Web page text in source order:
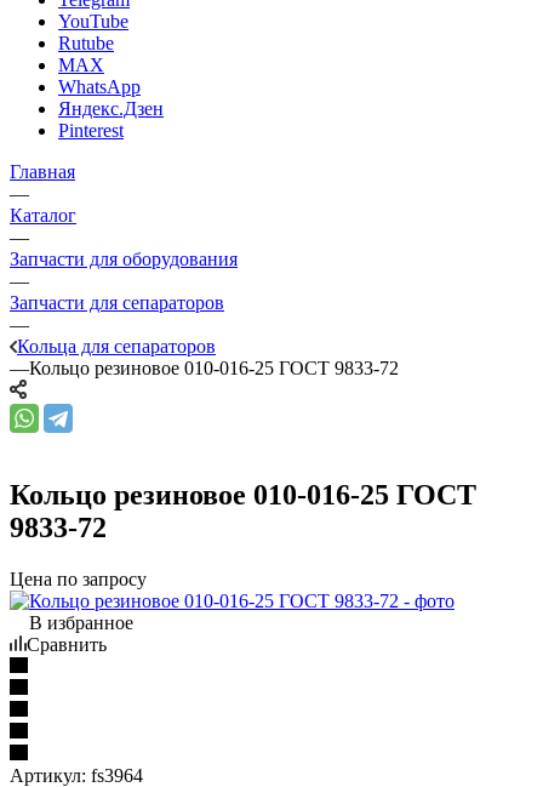
YouTube
Rutube
MAX
WhatsApp
Яндекс.Дзен
Pinterest
Главная
—
Каталог
—
Запчасти для оборудования
—
Запчасти для сепараторов
—
Кольца для сепараторов
—Кольцо резиновое 010-016-25 ГОСТ 9833-72
Кольцо резиновое 010-016-25 ГОСТ
9833-72
Цена по запросу
В избранное
Сравнить
Артикул: fs3964